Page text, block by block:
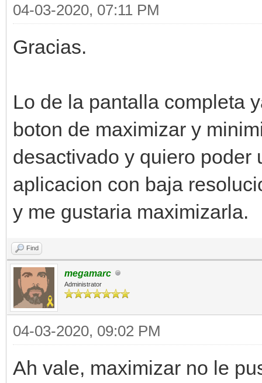
04-03-2020, 07:11 PM
Gracias.
Lo de la pantalla completa
boton de maximizar y
desactivado y quiero poder
aplicacion con baja
y me gustaria maximizarla.
Find
megamarc
Administrator
04-03-2020, 09:02 PM
Ah vale, maximizar no le